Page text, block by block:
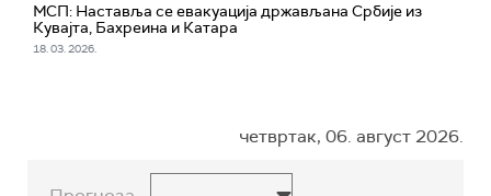
МСП: Наставља се евакуација држављана Србије из
Кувајта, Бахреина и Катара
18. 03. 2026.
четвртак, 06. август 2026.